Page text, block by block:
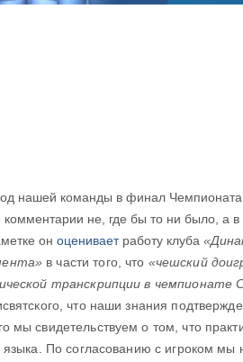
нашей команды в финал Чемпионата
не, где бы то ни было, а в
он оцениваетработу клуба
в части того, что «чешский
транскрипции в чемпионате
что наши знания
свидетельствуем о том, что
По согласованию с игроком мы